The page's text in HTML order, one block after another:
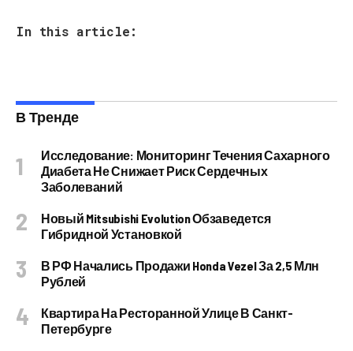
In this article:
В Тренде
Исследование: Мониторинг Течения Сахарного
Диабета Не Снижает Риск Сердечных
Заболеваний
Новый Mitsubishi Evolution Обзаведется
Гибридной Установкой
В РФ Начались Продажи Honda Vezel За 2,5 Млн
Рублей
Квартира На Ресторанной Улице В Санкт-
Петербурге